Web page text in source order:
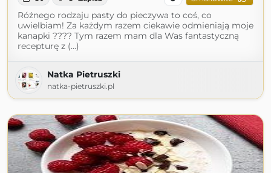
Różnego rodzaju pasty do pieczywa to coś, co
uwielbiam! Za każdym razem ciekawie odmieniają moje
kanapki ???? Tym razem mam dla Was fantastyczną
recepturę z (...)
Natka Pietruszki
natka-pietruszki.pl